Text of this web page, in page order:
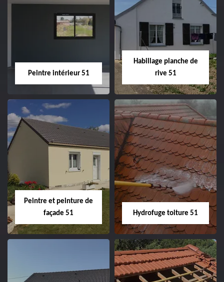
51
Nettoyage et
ravalement de
façade 51
Peintre intérieur 51
Peintre intérieur
Habillage planche de
rive 51
Habillage planche
de rive 51
Peintre et peinture de
façade 51
Hydrofuge toiture 51